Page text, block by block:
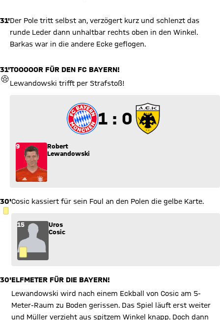
31'Der Pole tritt selbst an, verzögert kurz und schlenzt das
runde Leder dann unhaltbar rechts oben in den Winkel.
Barkas war in die andere Ecke geflogen.
31'
TOR
TOOOOOR FÜR DEN FC BAYERN!
Lewandowski trifft per Strafstoß!
1 zu 0
1 : 0
9
Robert
Lewandowski
30'
GELBE KARTE
Cosic kassiert für sein Foul an den Polen die gelbe Karte.
15
Uros
Cosic
30'ELFMETER FÜR DIE BAYERN!
Lewandowski wird nach einem Eckball von Cosic am 5-
Meter-Raum zu Boden gerissen. Das Spiel läuft erst weiter
und Müller verzieht aus spitzem Winkel knapp. Doch dann